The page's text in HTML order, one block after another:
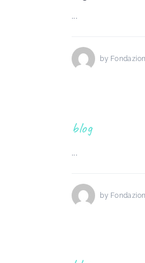
...
by
blog
...
by